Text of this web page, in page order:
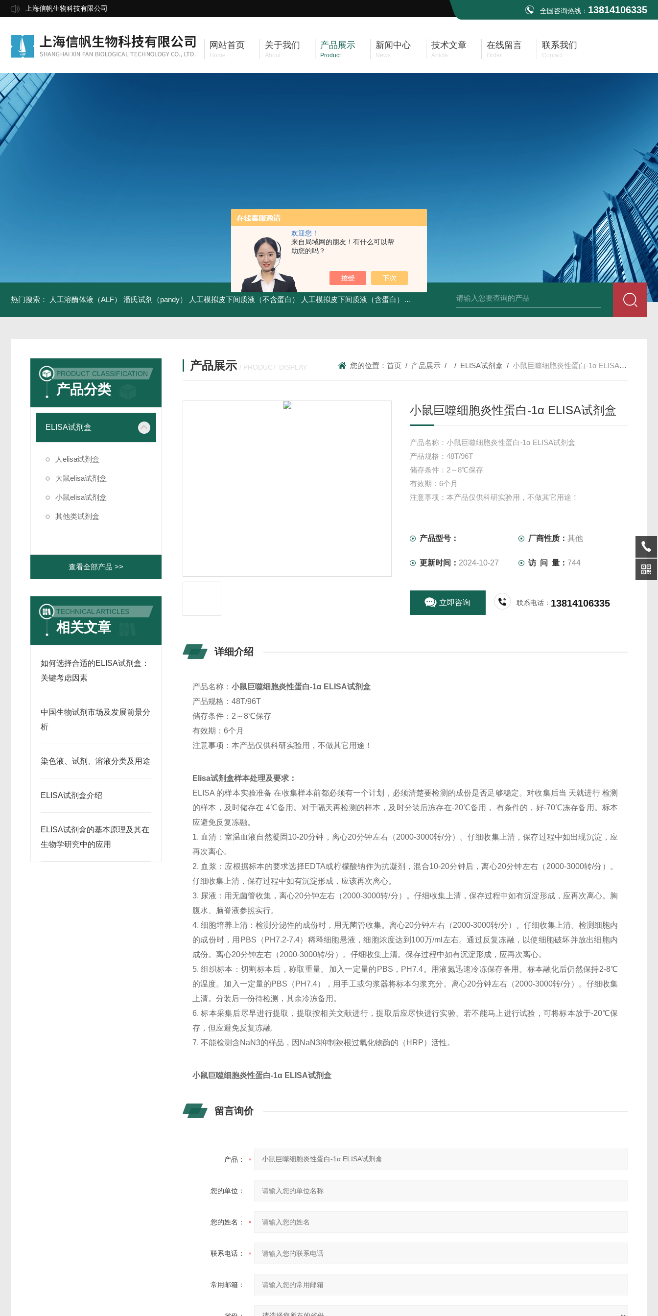
欢迎您！
来自局域网的朋友！有什么可以帮
助您的吗？
上海信帆生物科技有限公司 全国咨询热线： 13814106335
网站首页
Home
关于我们
About
产品展示
Product
新闻中心
News
技术文章
Article
在线留言
Order
联系我们
Contact
热门搜索： 人工溶酶体液（ALF） 潘氏试剂（pandy） 人工模拟皮下间质液（不含蛋白） 人工模拟皮下间质液（含蛋白） FITC标记小鼠抗His tag 组织细胞固定液（8％，PFA） 总胆汁酸（TBA）质
PRODUCT CLASSIFICATION
产品分类
ELISA试剂盒
人elisa试剂盒
大鼠elisa试剂盒
小鼠elisa试剂盒
其他类试剂盒
查看全部产品 >>
TECHNICAL ARTICLES
相关文章
如何选择合适的ELISA试剂盒：
关键考虑因素
中国生物试剂市场及发展前景分
析
染色液、试剂、溶液分类及用途
ELISA试剂盒介绍
ELISA试剂盒的基本原理及其在
生物学研究中的应用
产品展示 / PRODUCT DISPLAY 您的位置：首页 / 产品展示 / / ELISA试剂盒 /小鼠巨噬细胞炎性蛋白-1α ELISA试剂盒
小鼠巨噬细胞炎性蛋白-1α ELISA试剂盒
产品名称：小鼠巨噬细胞炎性蛋白-1α ELISA试剂盒
产品规格：48T/96T
储存条件：2～8℃保存
有效期：6个月
注意事项：本产品仅供科研实验用，不做其它用途！
产品型号： 厂商性质：其他
更新时间： 2024-10-27 访 问 量： 744
立即咨询 联系电话： 13814106335
详细介绍
产品名称：小鼠巨噬细胞炎性蛋白-1α ELISA试剂盒
产品规格：48T/96T
储存条件：2～8℃保存
有效期：6个月
注意事项：本产品仅供科研实验用，不做其它用途！
Elisa试剂盒样本处理及要求：
ELISA 的样本实验准备 在收集样本前都必须有一个计划，必须清楚要检测的成份是否足够稳定。对收集后当 天就进行 检测
的样本，及时储存在 4℃备用。对于隔天再检测的样本，及时分装后冻存在-20℃备用， 有条件的，好-70℃冻存备用。标本
应避免反复冻融。
1. 血清：室温血液自然凝固10-20分钟，离心20分钟左右（2000-3000转/分）。仔细收集上清，保存过程中如出现沉淀，应
再次离心。
2. 血浆：应根据标本的要求选择EDTA或柠檬酸钠作为抗凝剂，混合10-20分钟后，离心20分钟左右（2000-3000转/分）。
仔细收集上清，保存过程中如有沉淀形成，应该再次离心。
3. 尿液：用无菌管收集，离心20分钟左右（2000-3000转/分）。仔细收集上清，保存过程中如有沉淀形成，应再次离心。胸
腹水、脑脊液参照实行。
4. 细胞培养上清：检测分泌性的成份时，用无菌管收集。离心20分钟左右（2000-3000转/分）。仔细收集上清。检测细胞内
的成份时，用PBS（PH7.2-7.4）稀释细胞悬液，细胞浓度达到100万/ml左右。通过反复冻融，以使细胞破坏并放出细胞内
成份。离心20分钟左右（2000-3000转/分）。仔细收集上清。保存过程中如有沉淀形成，应再次离心。
5. 组织标本：切割标本后，称取重量。加入一定量的PBS，PH7.4。用液氮迅速冷冻保存备用。标本融化后仍然保持2-8℃
的温度。加入一定量的PBS（PH7.4），用手工或匀浆器将标本匀浆充分。离心20分钟左右（2000-3000转/分）。仔细收集
上清。分装后一份待检测，其余冷冻备用。
6. 标本采集后尽早进行提取，提取按相关文献进行，提取后应尽快进行实验。若不能马上进行试验，可将标本放于-20℃保
存，但应避免反复冻融.
7. 不能检测含NaN3的样品，因NaN3抑制辣根过氧化物酶的（HRP）活性。
小鼠巨噬细胞炎性蛋白-1α ELISA试剂盒
留言询价
产品：
您的单位：
您的姓名：
联系电话：
常用邮箱：